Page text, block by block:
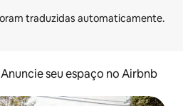
Anuncie seu espaço no Airbnb